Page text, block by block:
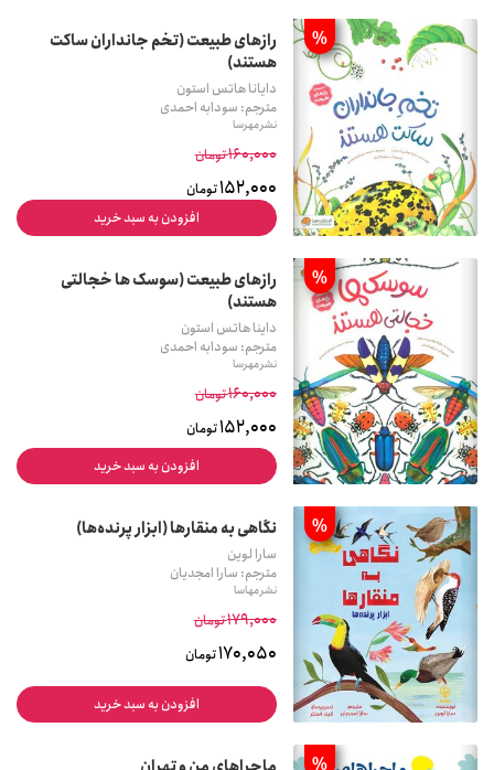
%
رازهای طبیعت (تخم جانداران ساکت
هستند)
دایانا هاتس استون
مترجم: سودابه احمدی
نشر مهرسا
160,000تومان
152,000تومان
افزودن به سبد خرید
%
رازهای طبیعت (سوسک ها خجالتی
هستند)
داینا هاتس استون
مترجم: سودابه احمدی
نشر مهرسا
160,000تومان
152,000تومان
افزودن به سبد خرید
% نگاهی به منقارها (ابزار پرنده‌ها)
سارا لوین
مترجم: سارا امجدیان
نشر مهاسا
179,000تومان
170,050تومان
افزودن به سبد خرید